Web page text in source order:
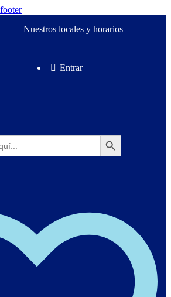
Nuestros locales y horarios
Entrar
Botón de búsqueda